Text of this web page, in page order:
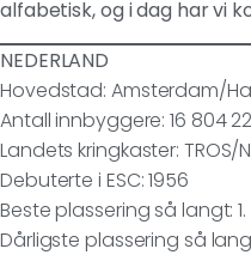
alfabetisk, og i dag har vi
NEDERLAND
Hovedstad: Amsterdam/
Antall innbyggere: 16 804
Landets kringkaster: TROS/
Debuterte i ESC: 1956
Beste plassering så langt:
Dårligste plassering så